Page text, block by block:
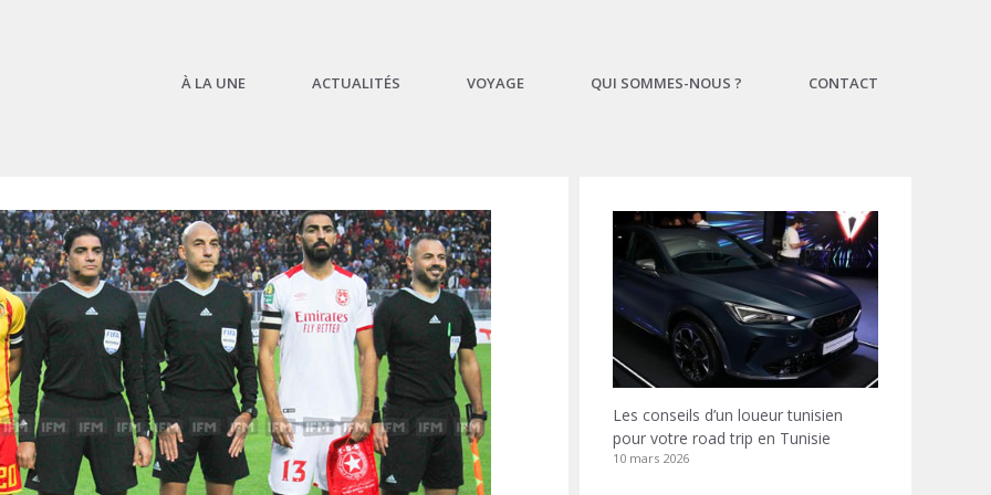
À LA UNE ACTUALITÉS VOYAGE QUI SOMMES-NOUS ? CONTACT
Les conseils d’un loueur tunisien
pour votre road trip en Tunisie
10 mars 2026